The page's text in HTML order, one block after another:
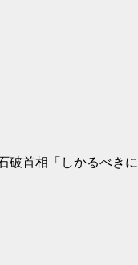
破首相「しかるべきに